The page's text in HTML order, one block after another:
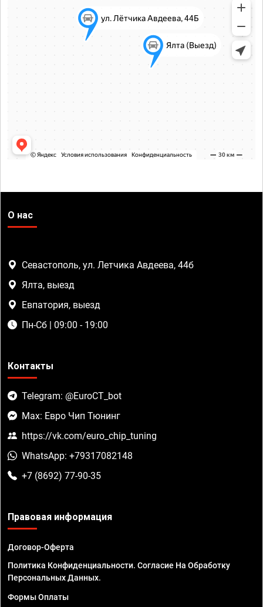
О нас
Севастополь, ул. Летчика Авдеева, 44б
Ялта, выезд
Евпатория, выезд
Пн-Сб | 09:00 - 19:00
Контакты
Telegram: @EuroCT_bot
Max: Евро Чип Тюнинг
https://vk.com/euro_chip_tuning
WhatsApp: +79317082148
+7 (8692) 77-90-35
Правовая информация
Договор-Оферта
Политика Конфиденциальности. Согласие На Обработку
Персональных Данных.
Формы Оплаты